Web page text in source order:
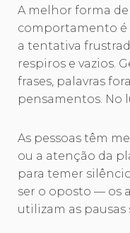
A melhor forma de
comportamento é
a tentativa
respiros e vazios.
frases, palavras
pensamentos. No
As pessoas têm
ou a atenção da
para temer
ser o oposto — os
utilizam as pausas